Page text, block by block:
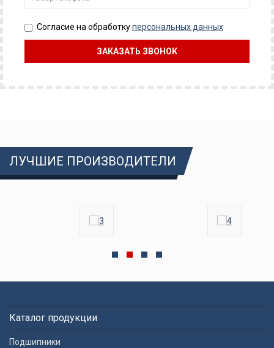
Согласие на обработкуперсональных данных
ЛУЧШИЕ ПРОИЗВОДИТЕЛИ
Каталог продукции
Подшипники